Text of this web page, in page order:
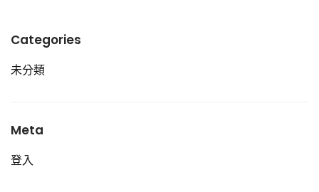
Categories
未分類
Meta
登入